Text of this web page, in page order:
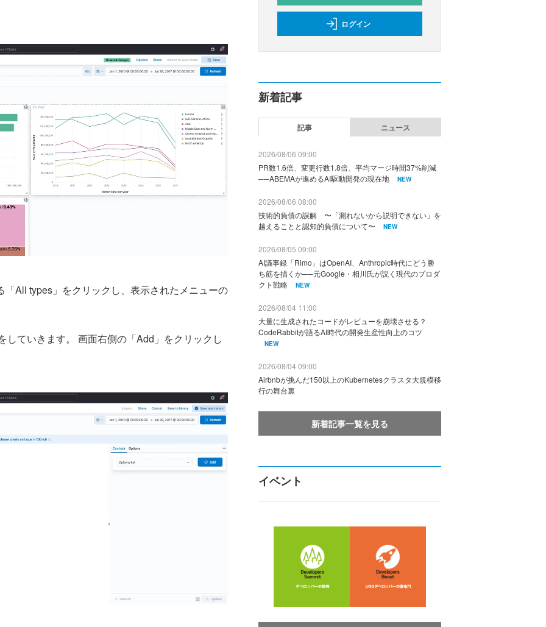
All types」をクリックし、表示されたメニューの
ていきます。 画面右側の「Add」をクリックし
ログイン
新着記事
記事 ニュース
2026/08/06 09:00
PR数1.6倍、変更行数1.8倍、平均マージ時間37%削減
──ABEMAが進めるAI駆動開発の現在地
NEW
2026/08/06 08:00
技術的負債の誤解 〜「測れないから説明できない」を
越えることと認知的負債について〜
NEW
2026/08/05 09:00
AI議事録「Rimo」はOpenAI、Anthropic時代にどう勝
ち筋を描くか──元Google・相川氏が説く現代のプロダ
クト戦略
NEW
2026/08/04 11:00
大量に生成されたコードがレビューを崩壊させる？
CodeRabbitが語るAI時代の開発生産性向上のコツ
NEW
2026/08/04 09:00
Airbnbが挑んだ150以上のKubernetesクラスタ大規模移
行の舞台裏
新着記事一覧を見る
イベント